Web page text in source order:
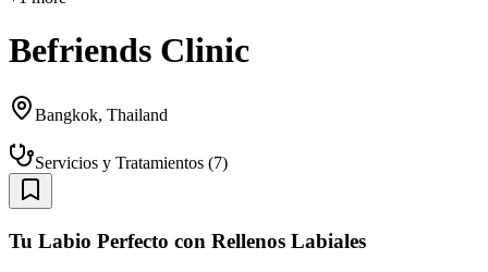
Befriends Clinic
Bangkok, Thailand
Servicios y Tratamientos (7)
Tu Labio Perfecto con Rellenos Labiales